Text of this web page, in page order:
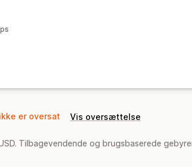
er oversat Vis oversættelse
Tilbagevendende og brugsbaserede